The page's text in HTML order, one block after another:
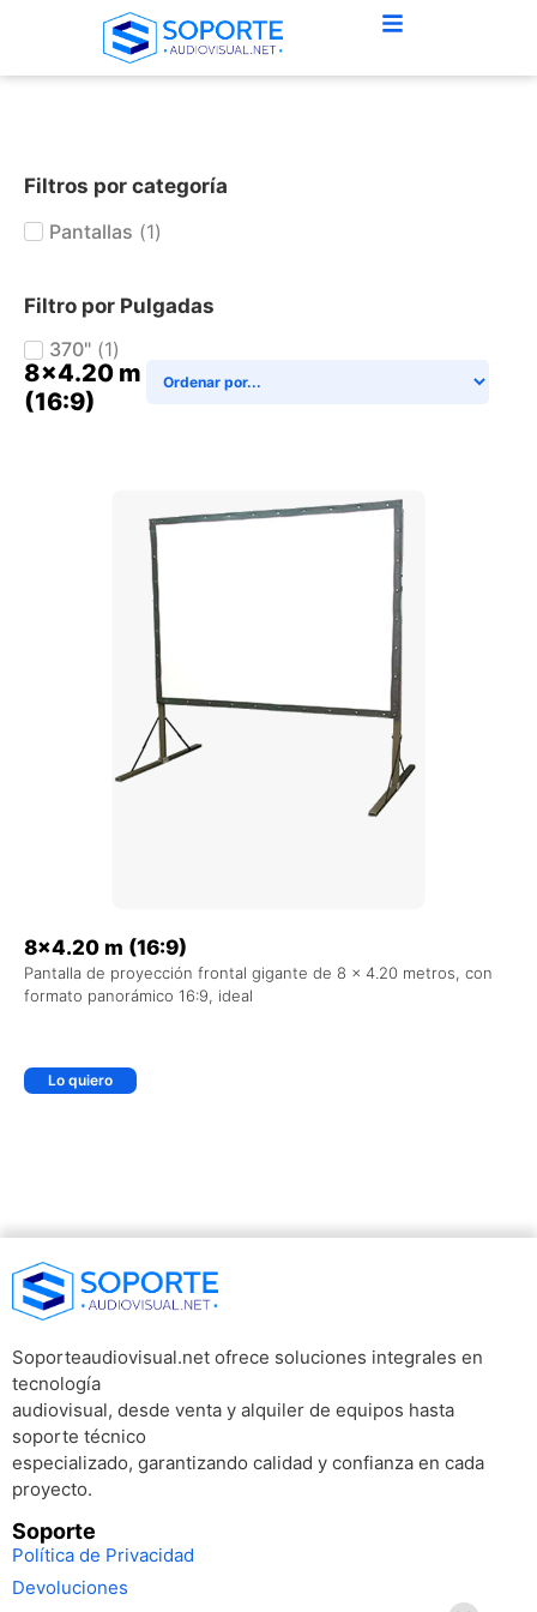
Filtros por categoría
Pantallas (1)
Filtro por Pulgadas
370" (1)
8x4.20 m
(16:9)
8×4.20 m (16:9)
Pantalla de proyección frontal gigante de 8 x 4.20 metros, con
formato panorámico 16:9, ideal
Lo quiero
Soporteaudiovisual.net ofrece soluciones integrales en
tecnología
audiovisual, desde venta y alquiler de equipos hasta
soporte técnico
especializado, garantizando calidad y confianza en cada
proyecto.
Soporte
Política de Privacidad
Devoluciones